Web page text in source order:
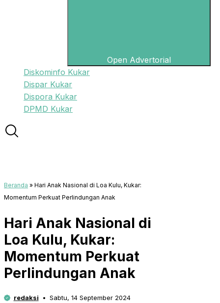
Open Advertorial
Diskominfo Kukar
Dispar Kukar
Dispora Kukar
DPMD Kukar
Beranda » Hari Anak Nasional di Loa Kulu, Kukar:
Momentum Perkuat Perlindungan Anak
Hari Anak Nasional di
Loa Kulu, Kukar:
Momentum Perkuat
Perlindungan Anak
redaksi Sabtu, 14 September 2024